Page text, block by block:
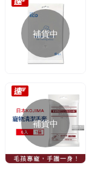
補貨中
補貨中